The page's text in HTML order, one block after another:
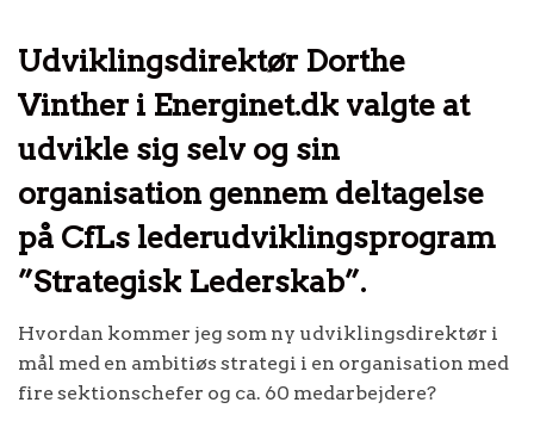
Udviklingsdirektør Dorthe
Vinther i Energinet.dk valgte at
udvikle sig selv og sin
organisation gennem deltagelse
på CfLs lederudviklingsprogram
”Strategisk Lederskab”.
Hvordan kommer jeg som ny udviklingsdirektør i
mål med en ambitiøs strategi i en organisation med
fire sektionschefer og ca. 60 medarbejdere?